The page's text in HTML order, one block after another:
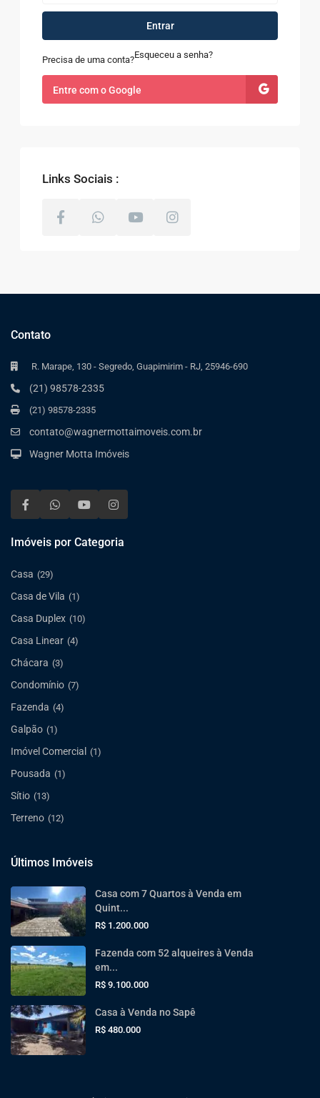
Entrar
Precisa de uma conta?Esqueceu a senha?
Entre com o Google
Links Sociais :
Contato
R. Marape, 130 - Segredo, Guapimirim - RJ, 25946-690
(21) 98578-2335
(21) 98578-2335
contato@wagnermottaimoveis.com.br
Wagner Motta Imóveis
Imóveis por Categoria
Casa (29)
Casa de Vila (1)
Casa Duplex (10)
Casa Linear (4)
Chácara (3)
Condomínio (7)
Fazenda (4)
Galpão (1)
Imóvel Comercial (1)
Pousada (1)
Sítio (13)
Terreno (12)
Últimos Imóveis
Casa com 7 Quartos à Venda em
Quint...
R$ 1.200.000
Fazenda com 52 alqueires à Venda
em...
R$ 9.100.000
Casa à Venda no Sapê
R$ 480.000